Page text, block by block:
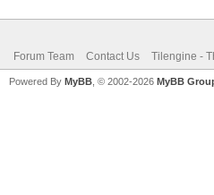
Forum Team Contact Us Tilengine -
Powered By MyBB , © 2002-2026 MyBB